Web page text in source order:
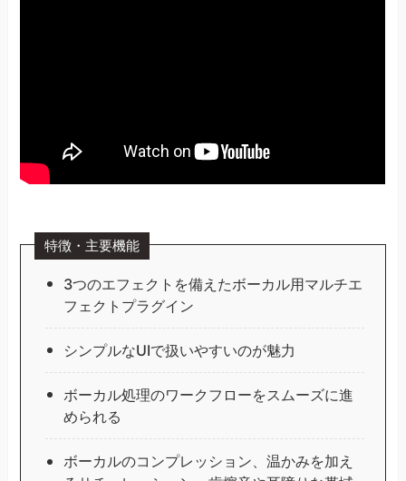
特徴・主要機能
3つのエフェクトを備えたボーカル用マルチエ
フェクトプラグイン
シンプルなUIで扱いやすいのが魅力
ボーカル処理のワークフローをスムーズに進
められる
ボーカルのコンプレッション、温かみを加え